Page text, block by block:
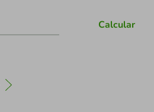
Calcular